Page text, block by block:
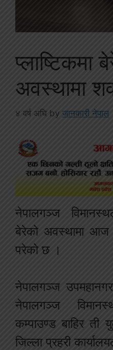
प्लाष्टिकमा
अवस्थामा
४ वर्ष अघि by जानकारी नेपाल
नेपालगञ्ज
बेरेको अवस्थामा
परेको छ ।
नेपालगञ्ज
नेपालगञ्ज
कम्पाउण्ड बाहिर
जिल्ला प्रहरी